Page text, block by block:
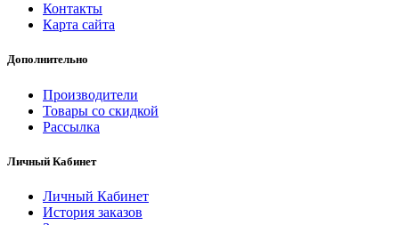
Контакты
Карта сайта
Дополнительно
Производители
Товары со скидкой
Рассылка
Личный Кабинет
Личный Кабинет
История заказов